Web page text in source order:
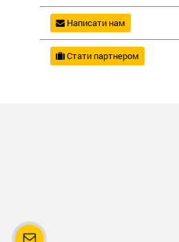
Написати нам
Стати партнером